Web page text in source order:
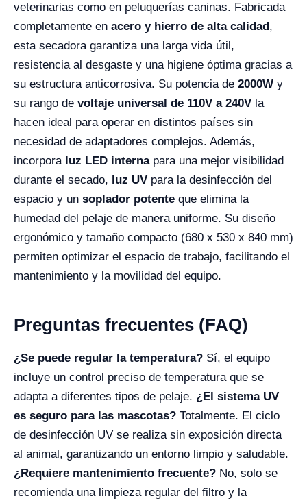
veterinarias como en peluquerías caninas. Fabricada
completamente en acero y hierro de alta calidad,
esta secadora garantiza una larga vida útil,
resistencia al desgaste y una higiene óptima gracias a
su estructura anticorrosiva. Su potencia de 2000W y
su rango de voltaje universal de 110V a 240V la
hacen ideal para operar en distintos países sin
necesidad de adaptadores complejos. Además,
incorpora luz LED internapara una mejor visibilidad
durante el secado, luz UV para la desinfección del
espacio y un soplador potente que elimina la
humedad del pelaje de manera uniforme. Su diseño
ergonómico y tamaño compacto (680 x 530 x 840 mm)
permiten optimizar el espacio de trabajo, facilitando el
mantenimiento y la movilidad del equipo.
Preguntas frecuentes (FAQ)
¿Se puede regular la temperatura? Sí, el equipo
incluye un control preciso de temperatura que se
adapta a diferentes tipos de pelaje. ¿El sistema UV
es seguro para las mascotas? Totalmente. El ciclo
de desinfección UV se realiza sin exposición directa
al animal, garantizando un entorno limpio y saludable.
¿Requiere mantenimiento frecuente? No, solo se
recomienda una limpieza regular del filtro y la